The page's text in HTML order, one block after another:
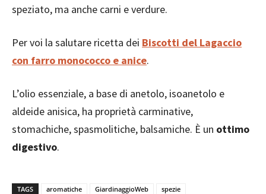
speziato, ma anche carni e verdure.
Per voi la salutare ricetta dei Biscotti del Lagaccio
con farro monococco e anice.
L’olio essenziale, a base di anetolo, isoanetolo e
aldeide anisica, ha proprietà carminative,
stomachiche, spasmolitiche, balsamiche. È un ottimo
digestivo.
TAGS aromatiche GiardinaggioWeb spezie